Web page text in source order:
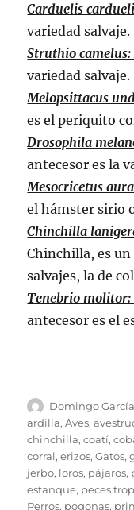
Carduelis
variedad salvaje.
Struthio camelus:
variedad salvaje.
Melopsittacus
es el periquito
Drosophila
antecesor es la
Mesocricetus
el hámster sirio
Chinchilla
Chinchilla, es
salvajes, la de
Tenebrio molitor:
antecesor es el
Autor
Domingo García
ardilla,Aves,
chinchilla,coatí,
corral,erizos,Gatos,
jerbo, loros, pájaros,
estanque, peces
Perros, pogonas,